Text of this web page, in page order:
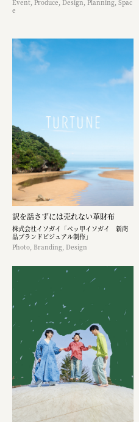
Event, Produce, Design, Planning, Spac
e
訳を話さずには売れない革財布
株式会社イソガイ「ベッ甲イソガイ 新商
品ブランドビジュアル制作」
Photo, Branding, Design